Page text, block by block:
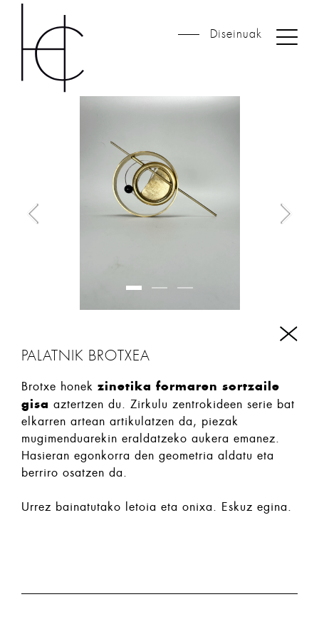
Diseinuak
PALATNIK BROTXEA
Brotxe honek zinetika formaren sortzaile
gisa aztertzen du. Zirkulu zentrokideen serie bat
elkarren artean artikulatzen da, piezak
mugimenduarekin eraldatzeko aukera emanez.
Hasieran egonkorra den geometria aldatu eta
berriro osatzen da.
Urrez bainatutako letoia eta onixa. Eskuz egina.